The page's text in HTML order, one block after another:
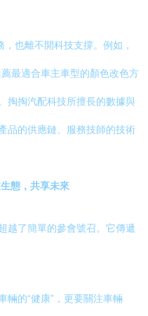
，也離不開科技支撐。例如，
最適合車主車型的顏色改色方
掏掏汽配科技所擅長的數據與
品的供應鏈、服務技師的技術
態，共享未來
越了簡單的參會號召。它傳遞
輛的“健康”，更要關注車輛